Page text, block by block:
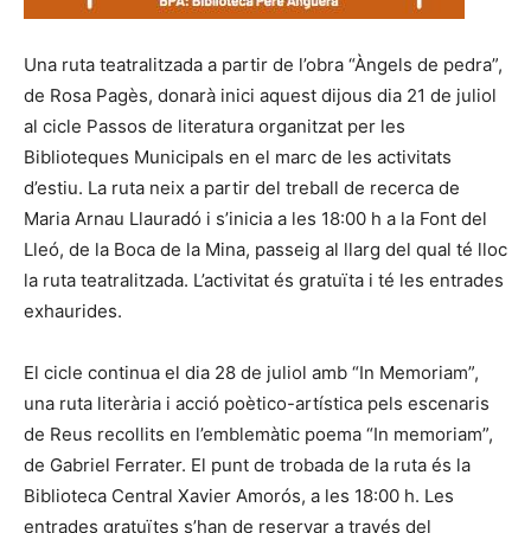
Una ruta teatralitzada a partir de l’obra “Àngels de pedra”,
de Rosa Pagès, donarà inici aquest dijous dia 21 de juliol
al cicle Passos de literatura organitzat per les
Biblioteques Municipals en el marc de les activitats
d’estiu. La ruta neix a partir del treball de recerca de
Maria Arnau Llauradó i s’inicia a les 18:00 h a la Font del
Lleó, de la Boca de la Mina, passeig al llarg del qual té lloc
la ruta teatralitzada. L’activitat és gratuïta i té les entrades
exhaurides.
El cicle continua el dia 28 de juliol amb “In Memoriam”,
una ruta literària i acció poètico-artística pels escenaris
de Reus recollits en l’emblemàtic poema “In memoriam”,
de Gabriel Ferrater. El punt de trobada de la ruta és la
Biblioteca Central Xavier Amorós, a les 18:00 h. Les
entrades gratuïtes s’han de reservar a través del